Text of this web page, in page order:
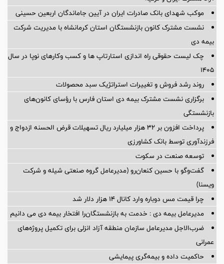
موکب شهدای بانک صادرات ایران در آیین جاماندگان اربعین حسینی
نشست مشترک کانون بازنشستگان استان کرمانشاه با مدیریت شرکت
بیمه دی
چک لیست حقوقی راه اندازی استارتاپ ها و کسب وکارهای نوپا در سال
۱۴۰۵
روند رشد فروش و تغییرات استراتژیک سبد محصولات
برگزاری نشست مشترک بیمه دی استان فارس با رؤسای کانون‌های
بازنشستگی
پرداخت افزون بر 32 هزار میلیارد ریال تسهیلات قرض الحسنه ازدواج و
فرزندآوری توسط بانک کشاورزی
توسعه صنعت در سکوت
گفت‌وگو با حسین كنعان‌رو (مدیرعامل گروه صنعتی شیله و شركت
ویسنا)
چرا قیمت مس دوباره وارد کانال ۱۴ هزار دلار شد
مدیرعامل بیمه دی : خدمت به بازنشستگان‌را افتخار بیمه دی می دانیم
ضرب‌الاجل مدیرعامل سازمان منطقه آزاد انزلی برای تكمیل پروژه‌های
عمرانی
حاکمیت داده و بیمه‌گری پیمایشی